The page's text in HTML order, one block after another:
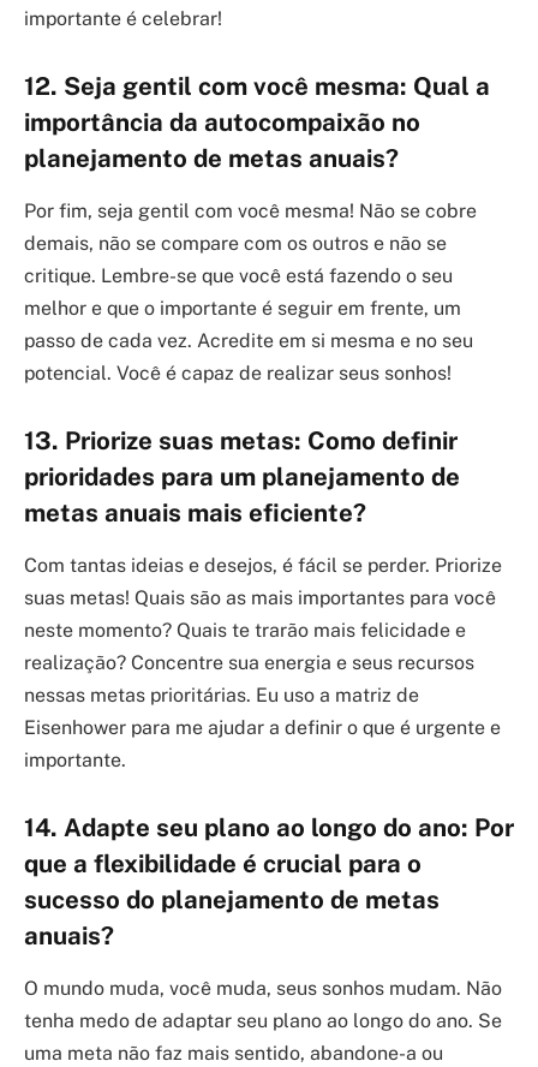
importante é celebrar!
12. Seja gentil com você mesma: Qual a
importância da autocompaixão no
planejamento de metas anuais?
Por fim, seja gentil com você mesma! Não se cobre
demais, não se compare com os outros e não se
critique. Lembre-se que você está fazendo o seu
melhor e que o importante é seguir em frente, um
passo de cada vez. Acredite em si mesma e no seu
potencial. Você é capaz de realizar seus sonhos!
13. Priorize suas metas: Como definir
prioridades para um planejamento de
metas anuais mais eficiente?
Com tantas ideias e desejos, é fácil se perder. Priorize
suas metas! Quais são as mais importantes para você
neste momento? Quais te trarão mais felicidade e
realização? Concentre sua energia e seus recursos
nessas metas prioritárias. Eu uso a matriz de
Eisenhower para me ajudar a definir o que é urgente e
importante.
14. Adapte seu plano ao longo do ano: Por
que a flexibilidade é crucial para o
sucesso do planejamento de metas
anuais?
O mundo muda, você muda, seus sonhos mudam. Não
tenha medo de adaptar seu plano ao longo do ano. Se
uma meta não faz mais sentido, abandone-a ou